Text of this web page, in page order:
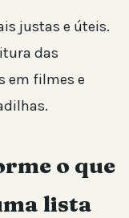
justas e úteis.
das
em filmes e
o que
lista